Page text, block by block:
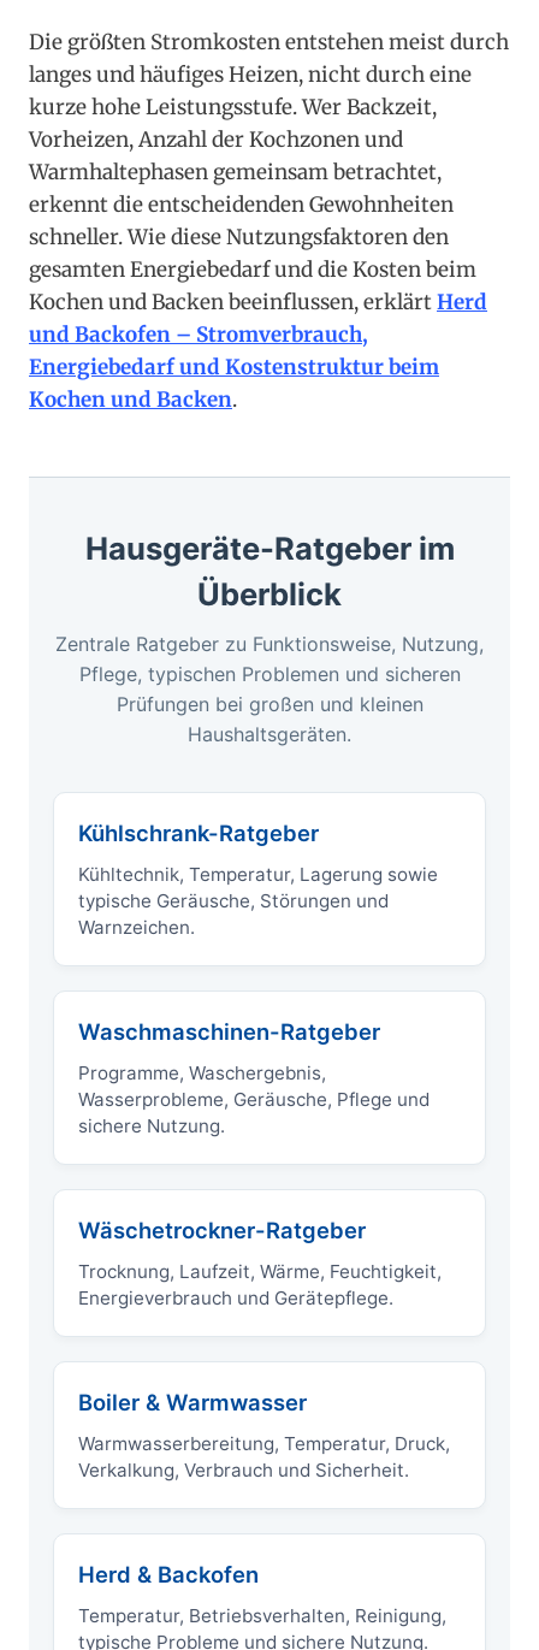
Die größten Stromkosten entstehen meist durch
langes und häufiges Heizen, nicht durch eine
kurze hohe Leistungsstufe. Wer Backzeit,
Vorheizen, Anzahl der Kochzonen und
Warmhaltephasen gemeinsam betrachtet,
erkennt die entscheidenden Gewohnheiten
schneller. Wie diese Nutzungsfaktoren den
gesamten Energiebedarf und die Kosten beim
Kochen und Backen beeinflussen, erklärtHerd
und Backofen – Stromverbrauch,
Energiebedarf und Kostenstruktur beim
Kochen und Backen.
Hausgeräte-Ratgeber im
Überblick
Zentrale Ratgeber zu Funktionsweise, Nutzung,
Pflege, typischen Problemen und sicheren
Prüfungen bei großen und kleinen
Haushaltsgeräten.
Kühlschrank-Ratgeber
Kühltechnik, Temperatur, Lagerung sowie
typische Geräusche, Störungen und
Warnzeichen.
Waschmaschinen-Ratgeber
Programme, Waschergebnis,
Wasserprobleme, Geräusche, Pflege und
sichere Nutzung.
Wäschetrockner-Ratgeber
Trocknung, Laufzeit, Wärme, Feuchtigkeit,
Energieverbrauch und Gerätepflege.
Boiler & Warmwasser
Warmwasserbereitung, Temperatur, Druck,
Verkalkung, Verbrauch und Sicherheit.
Herd & Backofen
Temperatur, Betriebsverhalten, Reinigung,
typische Probleme und sichere Nutzung.